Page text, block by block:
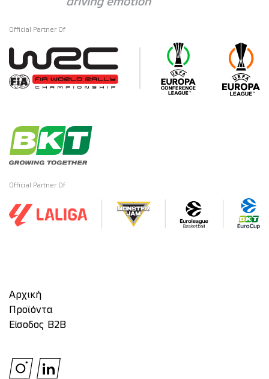
Official Partner Of
Official Partner Of
Αρχική
Προϊόντα
Είσοδος Β2Β